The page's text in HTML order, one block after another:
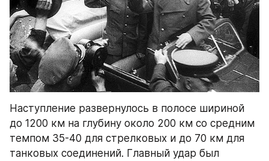
Наступление развернулось в полосе шириной
до 1200 км на глубину около 200 км со средним
темпом 35-40 для стрелковых и до 70 км для
танковых соединений. Главный удар был